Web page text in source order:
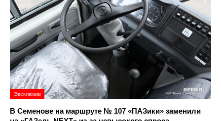
Эксклюзив
В Семенове на маршруте № 107 «ПАЗики» заменили